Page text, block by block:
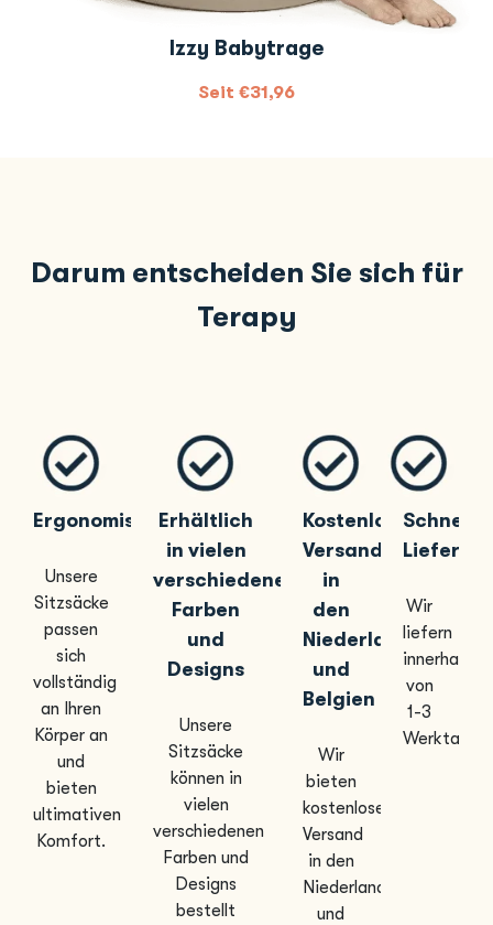
Izzy Babytrage
Seit €31,96
Darum entscheiden Sie sich für
Terapy
Ergonomisch
Unsere
Sitzsäcke
passen
sich
vollständig
an Ihren
Körper an
und
bieten
ultimativen
Komfort.
Erhältlich
in vielen
verschiedenen
Farben
und
Designs
Unsere
Sitzsäcke
können in
vielen
verschiedenen
Farben und
Designs
bestellt
Kostenloser
Versand
in
den
Niederlanden
und
Belgien
Wir
bieten
kostenlosen
Versand
in den
Niederlanden
und
Schnelle
Wir
liefern
innerhalb
von
1-3
Werktagen.